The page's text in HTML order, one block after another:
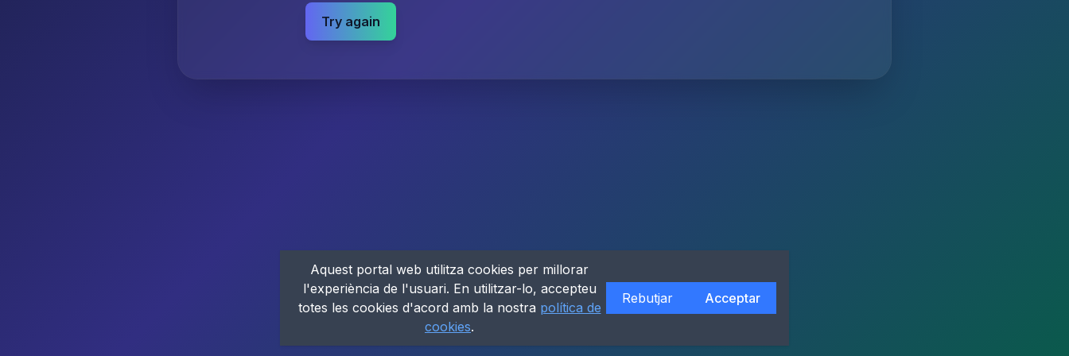
Try again
Aquest portal web utilitza cookies per millorar
l'experiència de l'usuari. En utilitzar-lo, accepteu
totes les cookies d'acord amb la nostra política de
cookies.
Rebutjar Acceptar